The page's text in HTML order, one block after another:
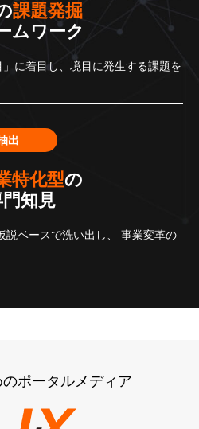
課題発掘
ムワーク
に着目し、境目に発生する課題を
出
特化型の
知見
説ベースで洗い出し、
事業変革の
ポータルメディア